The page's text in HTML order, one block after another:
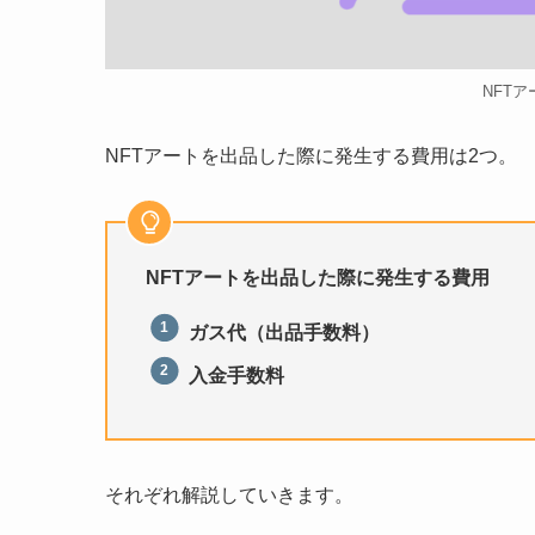
NFTア
NFTアートを出品した際に発生する費用は2つ。
NFTアートを出品した際に発生する費用
ガス代（出品手数料）
入金手数料
それぞれ解説していきます。